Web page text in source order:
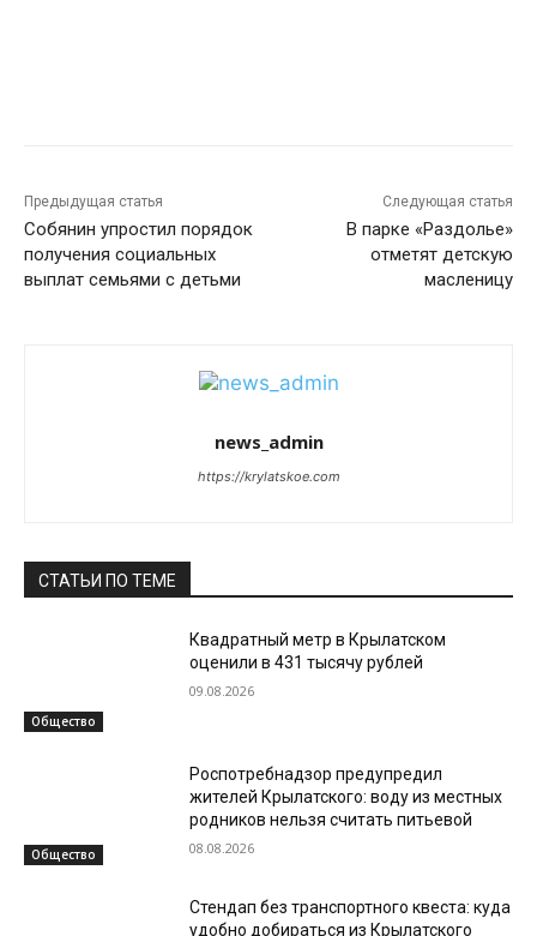
Предыдущая статья
Собянин упростил порядок
получения социальных
выплат семьями с детьми
Следующая статья
В парке «Раздолье»
отметят детскую
масленицу
news_admin
https://krylatskoe.com
СТАТЬИ ПО ТЕМЕ
Общество
Квадратный метр в Крылатском
оценили в 431 тысячу рублей
09.08.2026
Общество
Роспотребнадзор предупредил
жителей Крылатского: воду из местных
родников нельзя считать питьевой
08.08.2026
Стендап без транспортного квеста: куда
удобно добираться из Крылатского